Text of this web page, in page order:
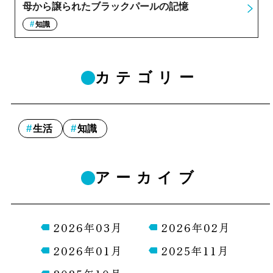
母から譲られたブラックパールの記憶
知識
カテゴリー
生活 知識
アーカイブ
2026年03月
2026年02月
2026年01月
2025年11月